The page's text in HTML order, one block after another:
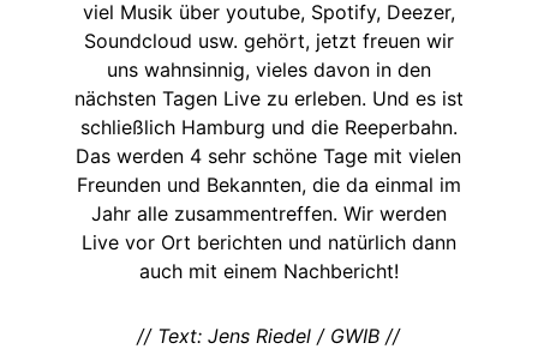
viel Musik über youtube, Spotify, Deezer,
Soundcloud usw. gehört, jetzt freuen wir
uns wahnsinnig, vieles davon in den
nächsten Tagen Live zu erleben. Und es ist
schließlich Hamburg und die Reeperbahn.
Das werden 4 sehr schöne Tage mit vielen
Freunden und Bekannten, die da einmal im
Jahr alle zusammentreffen. Wir werden
Live vor Ort berichten und natürlich dann
auch mit einem Nachbericht!
// Text: Jens Riedel / GWIB //